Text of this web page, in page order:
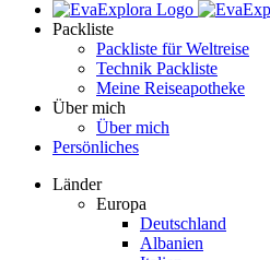
Packliste
Packliste für Weltreise
Technik Packliste
Meine Reiseapotheke
Über mich
Über mich
Persönliches
Länder
Europa
Deutschland
Albanien